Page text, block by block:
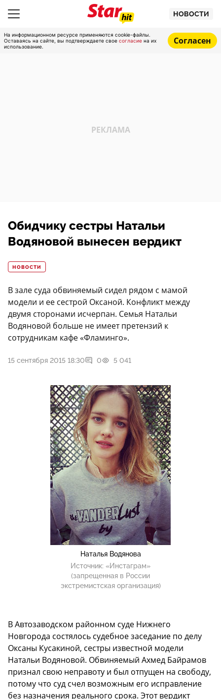
НОВОСТИ
На информационном ресурсе применяются cookie-файлы.
Оставаясь на сайте, вы подтверждаете свое согласие на их
использование.
Согласен
Обидчику сестры Натальи
Водяновой вынесен вердикт
НОВОСТИ
В зале суда обвиняемый сидел рядом с мамой
модели и ее сестрой Оксаной. Конфликт между
двумя сторонами исчерпан. Семья Натальи
Водяновой больше не имеет претензий к
сотрудникам кафе «Фламинго».
15 сентября 2015 18:30 0 5 041
Наталья Водянова
Источник: «Инстаграм»
(запрещенная в России
экстремистская организация)
В Автозаводском районном суде Нижнего
Новгорода состялось судебное заседание по делу
Оксаны Кусакиной, сестры известной модели
Натальи Водяновой. Обвиняемый Ахмед Байрамов
признал свою неправоту и был отпущен на свободу,
потому что суд счел возможным его исправление
без назначения реального срока. Этот вердикт